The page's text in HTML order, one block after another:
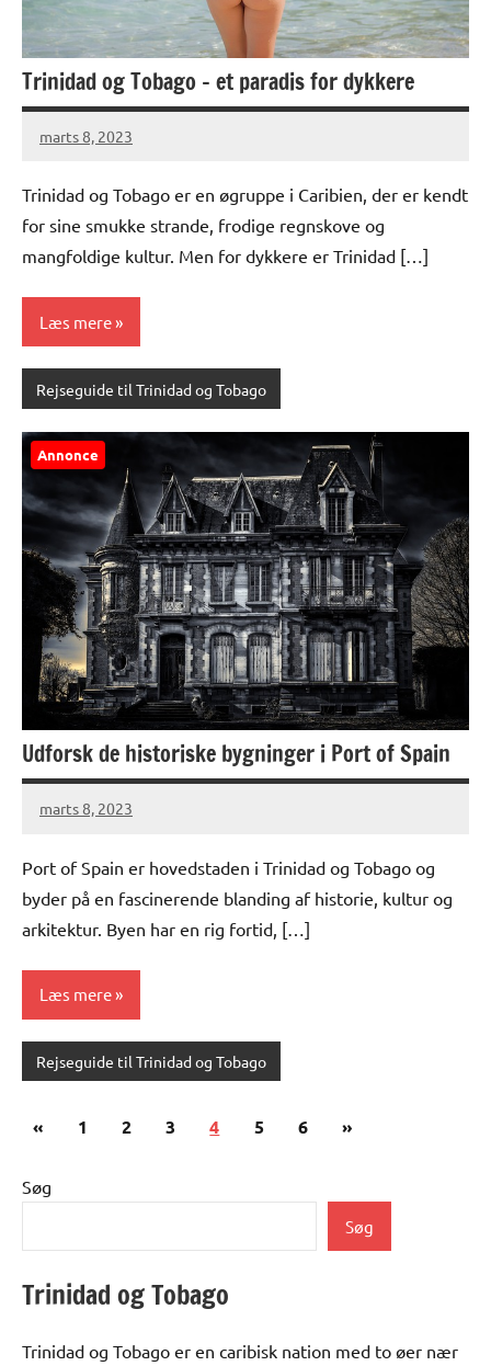
Trinidad og Tobago – et paradis for dykkere
marts 8, 2023
Trinidad og Tobago er en øgruppe i Caribien, der er kendt
for sine smukke strande, frodige regnskove og
mangfoldige kultur. Men for dykkere er Trinidad […]
Læs mere
Rejseguide til Trinidad og Tobago
Annonce
Udforsk de historiske bygninger i Port of Spain
marts 8, 2023
Port of Spain er hovedstaden i Trinidad og Tobago og
byder på en fascinerende blanding af historie, kultur og
arkitektur. Byen har en rig fortid, […]
Læs mere
Rejseguide til Trinidad og Tobago
Indlægsinddeling
«Forrige
1 2 3 4 5 6
Næste
»
Søg
Søg
Trinidad og Tobago
Trinidad og Tobago er en caribisk nation med to øer nær